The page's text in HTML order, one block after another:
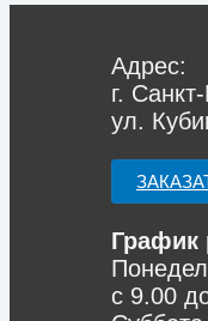
Адрес:
г.
ул.
График
с 9.00